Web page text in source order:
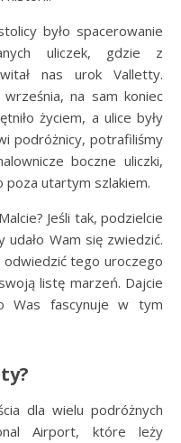
było spacerowanie
uliczek, gdzie z
nas urok Valletty.
na sam koniec
życiem, a ulice były
podróżnicy, potrafiliśmy
boczne uliczki,
poza utartym szlakiem.
Jeśli tak, podzielcie
Wam się zwiedzić.
odwiedzić tego uroczego
listę marzeń. Dajcie
Was fascynuje w tym
dla wielu podróżnych
Airport, które leży